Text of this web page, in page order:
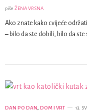
piše ŽENA VRSNA
Ako znate kako cvijeće
– bilo da ste dobili, bilo da ste
DAN PO DAN, DOM I VRT 13.